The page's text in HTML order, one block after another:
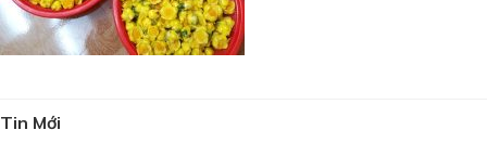
Tin Mới